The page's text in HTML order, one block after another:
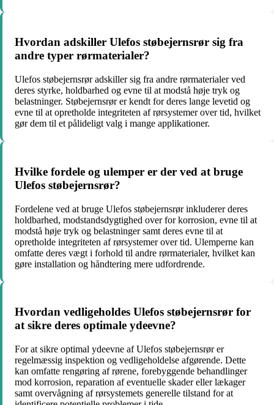
Hvordan adskiller Ulefos støbejernsrør sig fra
andre typer rørmaterialer?
Ulefos støbejernsrør adskiller sig fra andre rørmaterialer ved
deres styrke, holdbarhed og evne til at modstå høje tryk og
belastninger. Støbejernsrør er kendt for deres lange levetid og
evne til at opretholde integriteten af rørsystemer over tid, hvilket
gør dem til et pålideligt valg i mange applikationer.
Hvilke fordele og ulemper er der ved at bruge
Ulefos støbejernsrør?
Fordelene ved at bruge Ulefos støbejernsrør inkluderer deres
holdbarhed, modstandsdygtighed over for korrosion, evne til at
modstå høje tryk og belastninger samt deres evne til at
opretholde integriteten af rørsystemer over tid. Ulemperne kan
omfatte deres vægt i forhold til andre rørmaterialer, hvilket kan
gøre installation og håndtering mere udfordrende.
Hvordan vedligeholdes Ulefos støbejernsrør for
at sikre deres optimale ydeevne?
For at sikre optimal ydeevne af Ulefos støbejernsrør er
regelmæssig inspektion og vedligeholdelse afgørende. Dette
kan omfatte rengøring af rørene, forebyggende behandlinger
mod korrosion, reparation af eventuelle skader eller lækager
samt overvågning af rørsystemets generelle tilstand for at